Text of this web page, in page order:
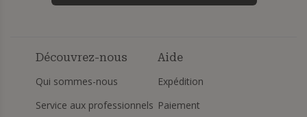
Découvrez-nous
Qui sommes-nous
Service aux professionnels
Aide
Expédition
Paiement